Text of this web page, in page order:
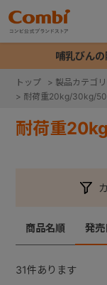
哺乳びん
トップ > 製品カテゴ
> 耐荷重20kg/30kg/
耐荷重
商品名順 発
31件あります